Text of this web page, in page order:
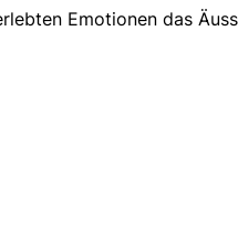
Emotionen das